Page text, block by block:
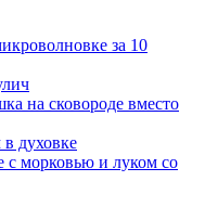
за 10
на сковороде вместо
духовке
с морковью и луком со